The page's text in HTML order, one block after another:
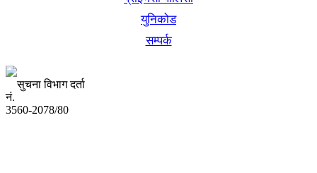
युनिकोड
सम्पर्क
सुचना विभाग दर्ता
नं.
3560-2078/80